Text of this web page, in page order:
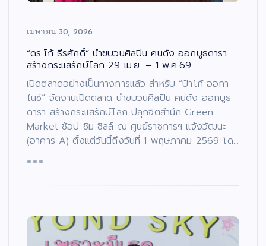
เมษายน 30, 2026
“ดร.โก้ ธีรศักดิ์” นำขบวนศิลปิน คนดัง ออกบูธดารา
สร้างกระแสรักษ์โลก 29 เม.ย. – 1 พ.ค.69
เปิดตลาดอย่างเป็นทางการแล้ว สำหรับ “ป้าโก้ ออกา
ไนซ์” จัดงานเปิดตลาด นำขบวนศิลปิน คนดัง ออกบูธ
ดารา สร้างกระแสรักษ์โลก ปลุกจิตสำนึก Green
Market ช้อป ชิม ชิลล์ ณ ศูนย์ราชการฯ แจ้งวัฒนะ
(อาคาร A) ตั้งแต่วันนี้ถึงวันที่ 1 พฤษภาคม 2569 โด…